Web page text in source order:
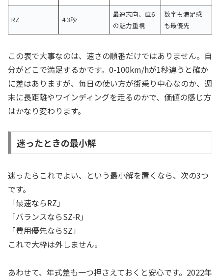
RZ 4.3秒
最速志向、直6
の魅力重視
数字も満足感
も最優先
この表で大事なのは、速さの順番だけではありません。自
分がどこで満足するかです。0-100km/hが1秒違うと確か
に差はありますが、毎日の使い方が街乗り中心なのか、週
末に長距離やワインディングを走るのかで、価値の感じ方
はかなり変わります。
迷ったときの最小解
迷ったらこれでよい、という最小解を置くなら、次の3つ
です。
「最速ならRZ」
「バランスならSZ-R」
「費用優先ならSZ」
これで大枠は外しません。
あわせて、年式差も一つ押さえておくと安心です。2022年